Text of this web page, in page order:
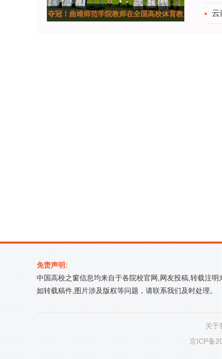
夺冠！曲靖师范学院教师在全国高校体育教
云
免责声明:
中国高校之窗信息均来自于各院校官网,网友投稿,转载注
如转载稿件,图片涉及版权等问题，请联系我们及时处理。
关于
京ICP备